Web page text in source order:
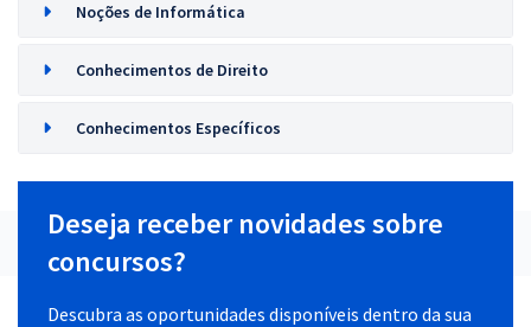
Noções de Informática
Conhecimentos de Direito
Conhecimentos Específicos
Deseja receber novidades sobre
concursos?
Descubra as oportunidades disponíveis dentro da sua